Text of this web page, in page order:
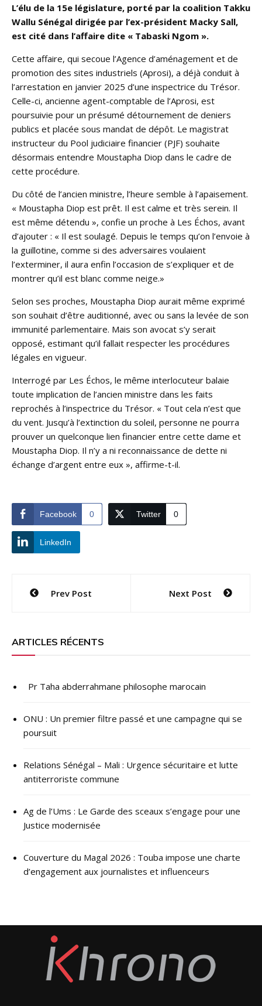
L’élu de la 15e législature, porté par la coalition Takku
Wallu Sénégal dirigée par l’ex-président Macky Sall,
est cité dans l’affaire dite « Tabaski Ngom ».
Cette affaire, qui secoue l’Agence d’aménagement et de
promotion des sites industriels (Aprosi), a déjà conduit à
l’arrestation en janvier 2025 d’une inspectrice du Trésor.
Celle-ci, ancienne agent-comptable de l’Aprosi, est
poursuivie pour un présumé détournement de deniers
publics et placée sous mandat de dépôt. Le magistrat
instructeur du Pool judiciaire financier (PJF) souhaite
désormais entendre Moustapha Diop dans le cadre de
cette procédure.
Du côté de l’ancien ministre, l’heure semble à l’apaisement.
« Moustapha Diop est prêt. Il est calme et très serein. Il
est même détendu », confie un proche à Les Échos, avant
d’ajouter : « Il est soulagé. Depuis le temps qu’on l’envoie à
la guillotine, comme si des adversaires voulaient
l’exterminer, il aura enfin l’occasion de s’expliquer et de
montrer qu’il est blanc comme neige.»
Selon ses proches, Moustapha Diop aurait même exprimé
son souhait d’être auditionné, avec ou sans la levée de son
immunité parlementaire. Mais son avocat s’y serait
opposé, estimant qu’il fallait respecter les procédures
légales en vigueur.
Interrogé par Les Échos, le même interlocuteur balaie
toute implication de l’ancien ministre dans les faits
reprochés à l’inspectrice du Trésor. « Tout cela n’est que
du vent. Jusqu’à l’extinction du soleil, personne ne pourra
prouver un quelconque lien financier entre cette dame et
Moustapha Diop. Il n’y a ni reconnaissance de dette ni
échange d’argent entre eux », affirme-t-il.
Facebook 0 Twitter 0
LinkedIn
Navigation
l’article
Prev Post Next Post
ARTICLES RÉCENTS
Pr Taha abderrahmane philosophe marocain
ONU : ​Un premier filtre passé et une campagne qui se
poursuit
Relations Sénégal – Mali : Urgence sécuritaire et lutte
antiterroriste commune
Ag de l’Ums : Le Garde des sceaux s’engage pour une
Justice modernisée
Couverture du Magal 2026 : Touba impose une charte
d’engagement aux journalistes et influenceurs